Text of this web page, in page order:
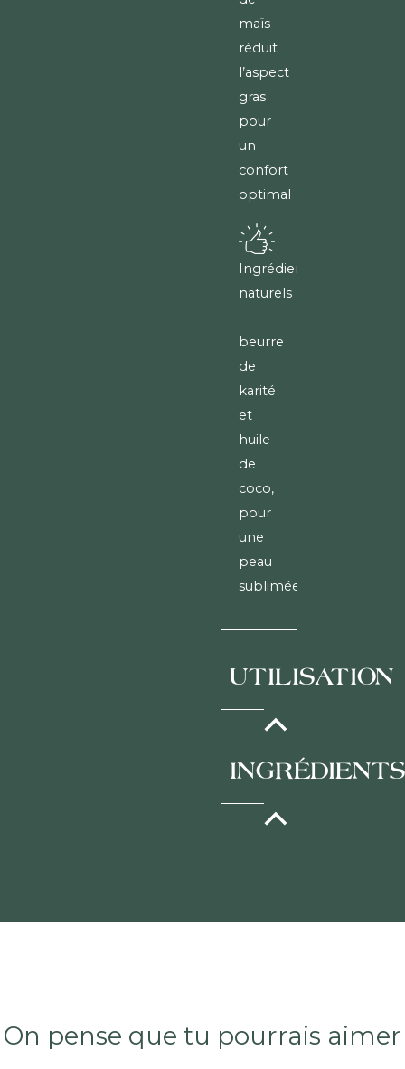
maïs
réduit
l’aspect
gras
pour
un
confort
optimal
Ingrédients
naturels
:
beurre
de
karité
et
huile
de
coco,
pour
une
peau
sublimée
UTILISATION
conserver
au
frais
INGRÉDIENTS
parfums.
On pense que tu pourrais aimer